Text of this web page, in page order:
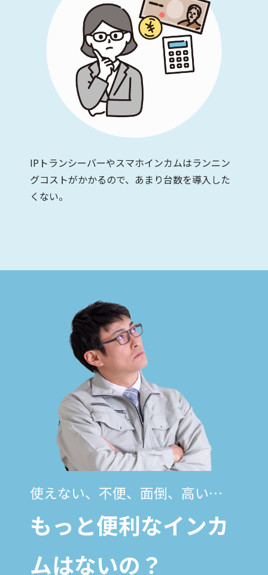
IPトランシーバーやスマホインカムはランニン
グコストがかかるので、あまり台数を導入した
くない。
使えない、不便、面倒、高い…
もっと便利なインカ
ムはないの？